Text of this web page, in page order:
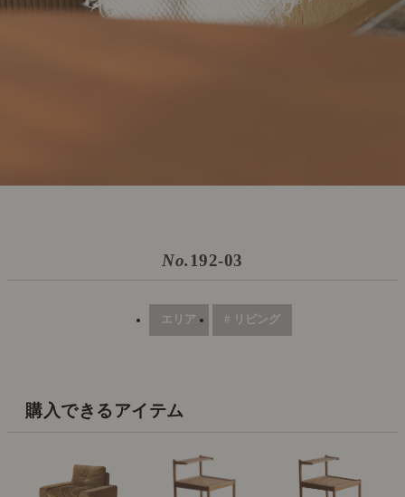
No.192-03
エリア # リビング
購入できるアイテム